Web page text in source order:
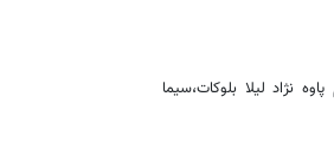
نژاد لیلا بلوکات،سیما